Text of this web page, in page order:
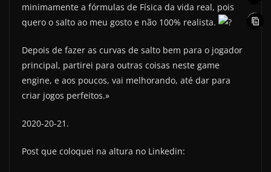
minimamente a fórmulas de Física da vida real, pois
quero o salto ao meu gosto e não 100% realista.
Depois de fazer as curvas de salto bem para o jogador
principal, partirei para outras coisas neste game
engine, e aos poucos, vai melhorando, até dar para
criar jogos perfeitos.»
2020-20-21.
Post que coloquei na altura no Linkedin: